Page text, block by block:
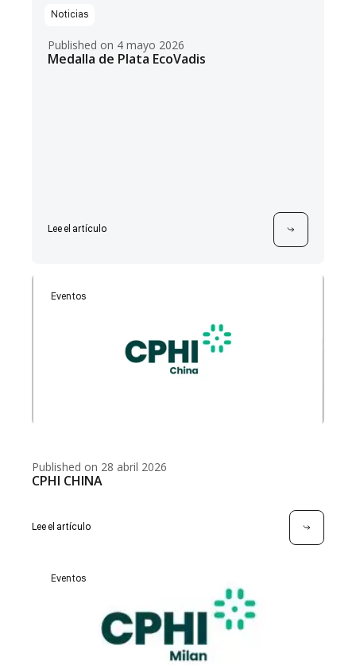
Noticias
Published on 4 mayo 2026
Medalla de Plata EcoVadis
Lee el artículo
Eventos
Published on 28 abril 2026
CPHI CHINA
Lee el artículo
Eventos